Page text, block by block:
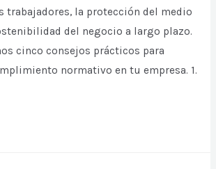
trabajadores, la protección del medio
del negocio a largo plazo.
cinco consejos prácticos para
normativo en tu empresa. 1.